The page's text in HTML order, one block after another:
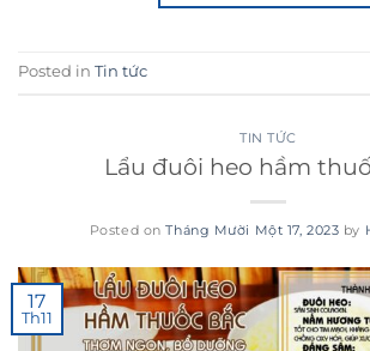
Posted in Tin tức
TIN TỨC
Lẩu đuôi heo hầm
Posted onTháng Mười Một 17, 2023 by
17
Th11